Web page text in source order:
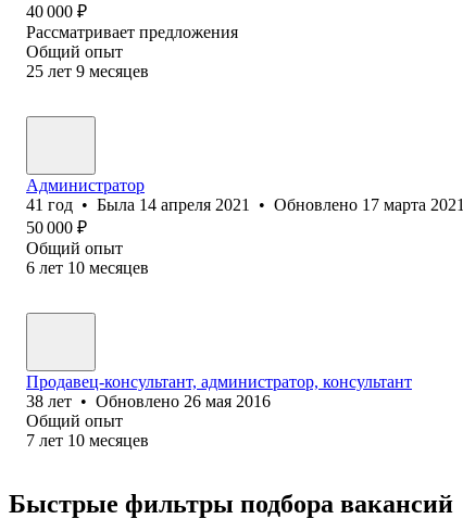
40 000 ₽
Рассматривает предложения
Общий опыт
25 лет 9 месяцев
Администратор
41 год • Была 14 апреля 2021 • Обновлено 17 марта 2021
50 000 ₽
Общий опыт
6 лет 10 месяцев
Продавец-консультант, администратор, консультант
38 лет • Обновлено 26 мая 2016
Общий опыт
7 лет 10 месяцев
Быстрые фильтры подбора вакансий